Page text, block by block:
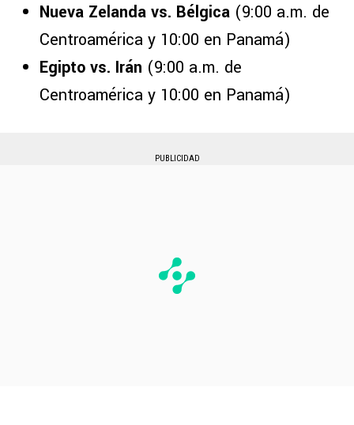
Nueva Zelanda vs. Bélgica (9:00 a.m. de
Centroamérica y 10:00 en Panamá)
Egipto vs. Irán (9:00 a.m. de
Centroamérica y 10:00 en Panamá)
PUBLICIDAD